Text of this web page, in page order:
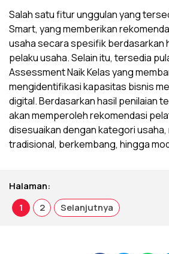
Salah satu fitur unggulan yang
Smart, yang memberikan
usaha secara spesifik berdasarkan
pelaku usaha. Selain itu, tersedia
Assessment Naik Kelas yang
mengidentifikasi kapasitas bisnis
digital. Berdasarkan hasil penilaian
akan memperoleh rekomendasi
disesuaikan dengan kategori usaha,
tradisional, berkembang, hingga
Halaman:
1
2 Selanjutnya